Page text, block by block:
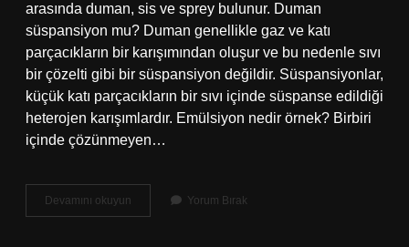
arasında duman, sis ve sprey bulunur. Duman
süspansiyon mu? Duman genellikle gaz ve katı
parçacıkların bir karışımından oluşur ve bu nedenle sıvı
bir çözelti gibi bir süspansiyon değildir. Süspansiyonlar,
küçük katı parçacıkların bir sıvı içinde süspanse edildiği
heterojen karışımlardır. Emülsiyon nedir örnek? Birbiri
içinde çözünmeyen…
Devamını okuyun
Emülsiyon
Yorum Bırak